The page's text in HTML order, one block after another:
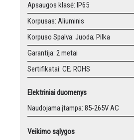
Apsaugos klasė: IP65
Korpusas: Aliuminis
Korpuso Spalva: Juoda; Pilka
Garantija: 2 metai
Sertifikatai: CE; ROHS
Elektriniai duomenys
Naudojama įtampa: 85-265V AC
Veikimo sąlygos